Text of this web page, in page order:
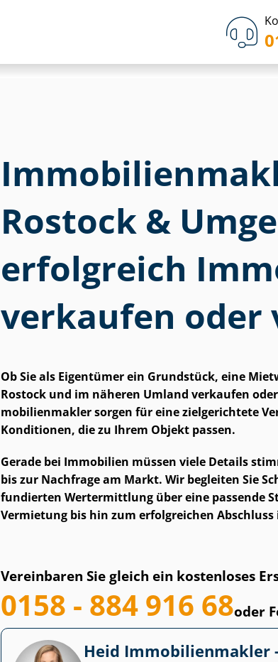
Rostock &
erfolgreich
verkaufen oder
Ob Sie als Eigentümer ein Grundstück, eine
Rostock und im näheren Umland verkaufen
mo­bi­li­en­mak­ler sorgen für eine zielgerichtete
Konditionen, die zu Ihrem Objekt passen.
Gerade bei Immobilien müssen viele Details
bis zur Nachfrage am Markt. Wir begleiten Sie
fundierten Wertermittlung über eine passende
Vermietung bis hin zum erfolgreichen
Vereinbaren Sie gleich ein kostenloses
0158 - 884 916 68oder
Heid Im­mo­bi­li­en­mak­ler